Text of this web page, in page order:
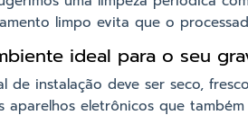
limpo evita que o
ideal para o seu
de instalação deve ser seco,
aparelhos eletrônicos que também